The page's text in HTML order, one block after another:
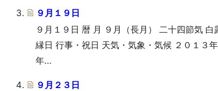
９月１９日
９月１９日 暦 月 ９月（長月） 二十四節気
縁日 行事・祝日 天気・気象・気候 ２０１３
年...
９月２３日